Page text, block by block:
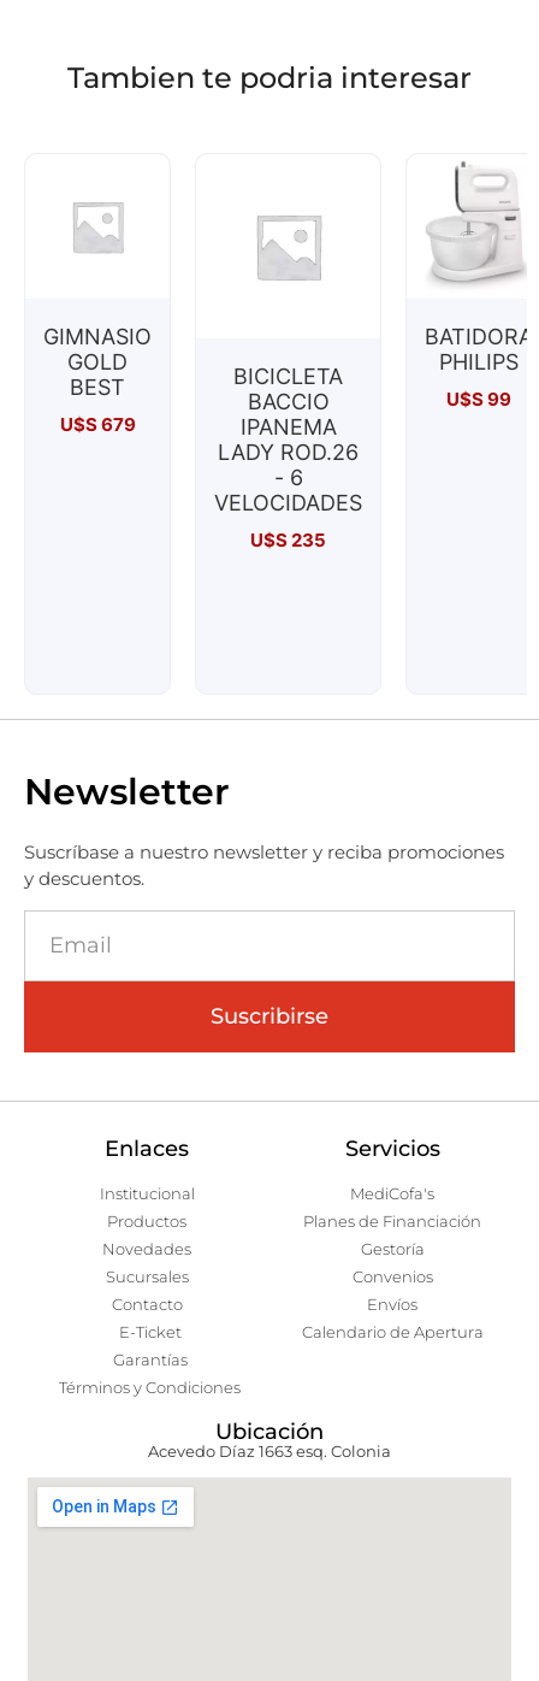
Tambien te podria interesar
GIMNASIO
GOLD
BEST
U$S679
BICICLETA
BACCIO
IPANEMA
LADY ROD.26
- 6
VELOCIDADES
U$S235
BATIDORA
PHILIPS
U$S99
Newsletter
Suscríbase a nuestro newsletter y reciba promociones
y descuentos.
Suscribirse
Enlaces
Institucional
Productos
Novedades
Sucursales
Contacto
E-Ticket
Garantías
Términos y Condiciones
Servicios
MediCofa's
Planes de Financiación
Gestoría
Convenios
Envíos
Calendario de Apertura
Ubicación
Acevedo Díaz 1663 esq. Colonia